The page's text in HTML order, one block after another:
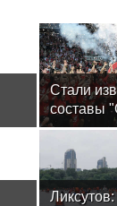
Стали
составы
Кубка